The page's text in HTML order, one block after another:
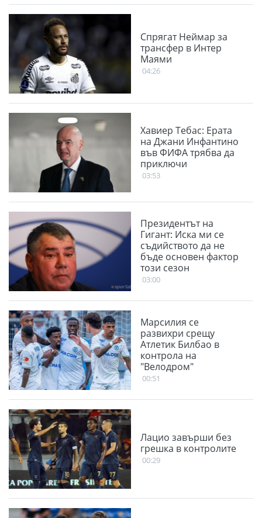
Спрягат Неймар за
трансфер в Интер
Маями
04:26
Хавиер Тебас: Ерата
на Джани Инфантино
във ФИФА трябва да
приключи
03:53
Президентът на
Гигант: Иска ми се
съдийството да не
бъде основен фактор
този сезон
03:00
Марсилия се
развихри срещу
Атлетик Билбао в
контрола на
"Велодром"
00:51
Лацио завърши без
грешка в контролите
00:29